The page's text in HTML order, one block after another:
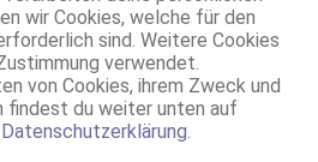
wir Cookies, welche für den
sind. Weitere Cookies
verwendet.
von Cookies, ihrem Zweck und
du weiter unten auf
Datenschutzerklärung.